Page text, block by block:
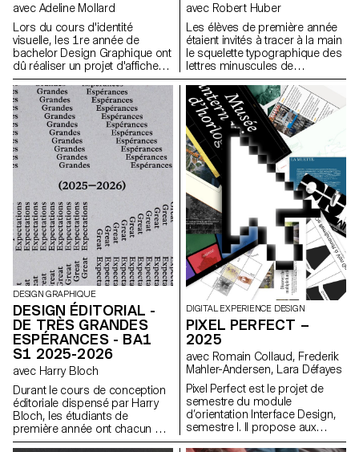
avec Adeline Mollard
Lors du cours d'identité
visuelle, les 1re année de
bachelor Design Graphique ont
dû réaliser un projet d'affiches
à partir d'un événement tiré au
hasard. Ils ont du définir leur
propre système visuel et ont
exploré une recherche
d'affiches typographiques
réalisées à la main. L'identité
visuelle de l'événement a été
développée au travers d'une
affiche et d'un flyer,
accompagnés d'un carnet de
recherche regroupant
l'ensemble de leur processus
créatif.
avec Robert Huber
Les élèves de première année
étaient invités à tracer à la main
le squelette typographique des
lettres minuscules de
l'alphabet. L'objectif était de
respecter les proportions, les
courbes et les axes
caractéristiques de chaque
lettre, tout en portant une
attention particulière à la
cohérence visuelle et à la
régularité du tracé.
DESIGN GRAPHIQUE
DESIGN ÉDITORIAL -
DE TRÈS GRANDES
ESPÉRANCES - BA1
S1 2025-2026
avec Harry Bloch
Durant le cours de conception
éditoriale dispensé par Harry
Bloch, les étudiants de
première année ont chacun mis
en page un chapitre du roman
DIGITAL EXPERIENCE DESIGN
PIXEL PERFECT –
2025
avec Romain Collaud, Frederik
Mahler-Andersen, Lara Défayes
Pixel Perfect est le projet de
semestre du module
d’orientation Interface Design,
semestre I. Il propose aux
étudiant·e·s d’appliquer